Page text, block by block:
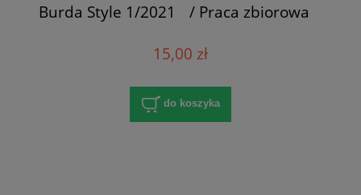
Burda Style 1/2021 / Praca zbiorowa
15,00 zł
do koszyka